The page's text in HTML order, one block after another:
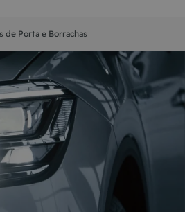
de Porta e Borrachas